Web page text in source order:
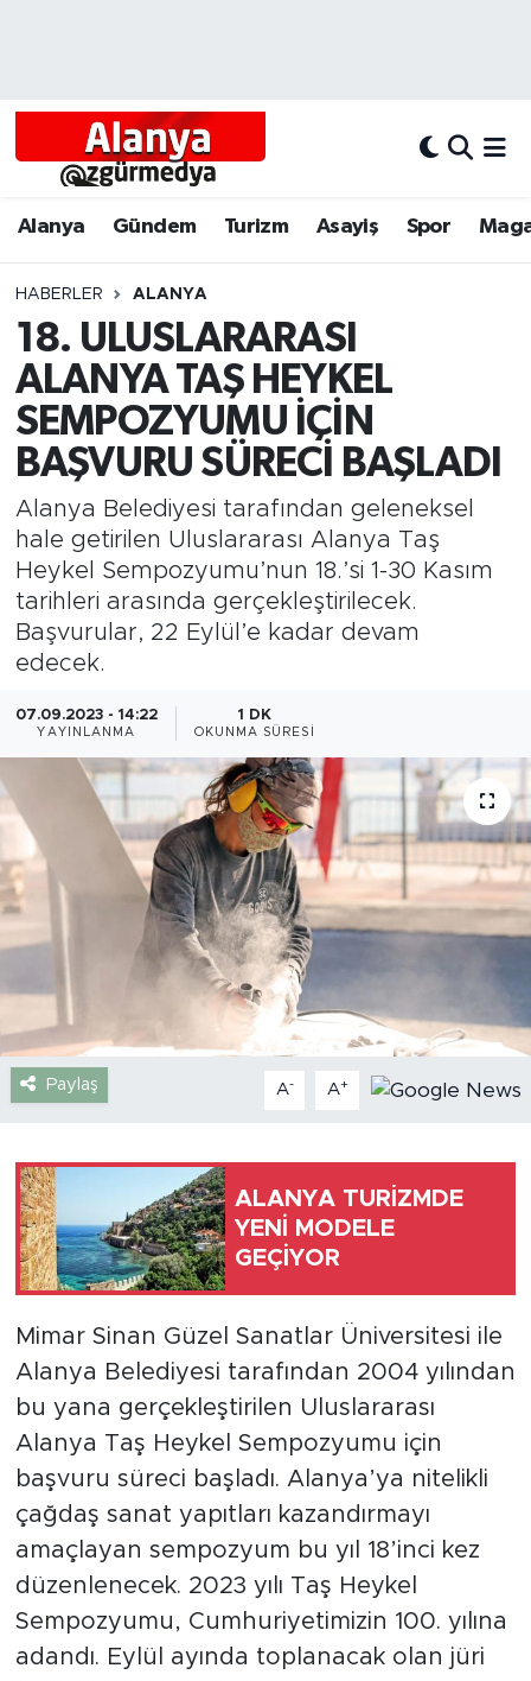
Alanya Gündem Turizm Asayiş Spor
HABERLER ALANYA
18. ULUSLARARASI
ALANYA TAŞ HEYKEL
SEMPOZYUMU İÇİN
BAŞVURU SÜRECİ BAŞLADI
Alanya Belediyesi tarafından geleneksel
hale getirilen Uluslararası Alanya Taş
Heykel Sempozyumu’nun 18.’si 1-30 Kasım
tarihleri arasında gerçekleştirilecek.
Başvurular, 22 Eylül’e kadar devam
edecek.
07.09.2023 - 14:22
YAYINLANMA
1 DK
OKUNMA SÜRESI
Paylaş A- A+
ALANYA TURİZMDE
YENİ MODELE
GEÇİYOR
Mimar Sinan Güzel Sanatlar Üniversitesi ile
Alanya Belediyesi tarafından 2004 yılından
bu yana gerçekleştirilen Uluslararası
Alanya Taş Heykel Sempozyumu için
başvuru süreci başladı. Alanya’ya nitelikli
çağdaş sanat yapıtları kazandırmayı
amaçlayan sempozyum bu yıl 18’inci kez
düzenlenecek. 2023 yılı Taş Heykel
Sempozyumu, Cumhuriyetimizin 100. yılına
adandı. Eylül ayında toplanacak olan jüri
Alanyum
Bölgesel
Dünya
Eğitim
Ekonomi
Gazipaşa
Güncel
İnşaat-Emlak
Kültür-Sanat
Siyaset
Spor
Turizm
Yerel
Alanya Hava Durumu
Tüm Manşetler
Son Dakika Haberleri
Haber Arşivi